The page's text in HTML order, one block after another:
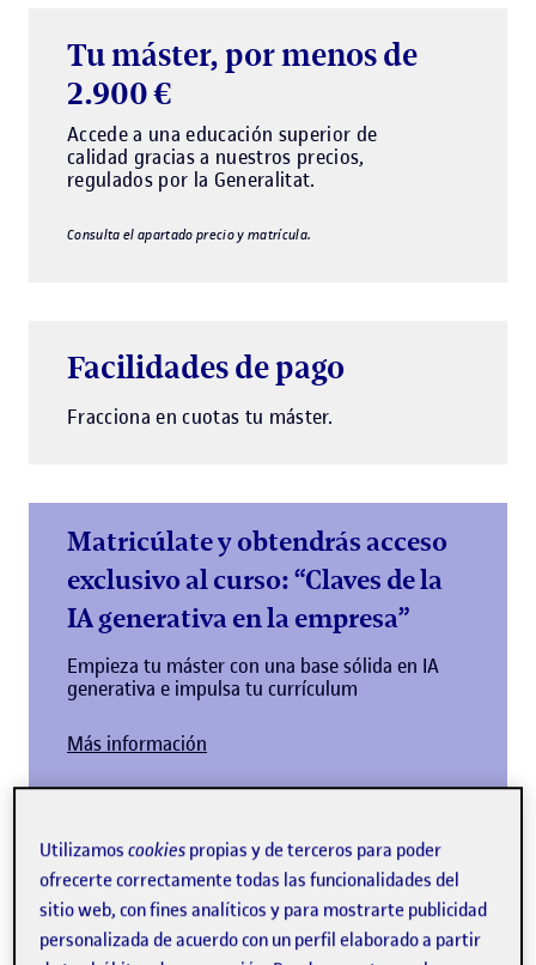
Tu máster, por menos de
2.900 €
Accede a una educación superior de
calidad gracias a nuestros precios,
regulados por la Generalitat.
Consulta el apartado precio y matrícula.
Facilidades de pago
Fracciona en cuotas tu máster.
Matricúlate y obtendrás acceso
exclusivo al curso: “Claves de la
IA generativa en la empresa”
Empieza tu máster con una base sólida en IA
generativa e impulsa tu currículum
Más información
El máster de Dirección Financiera se centra en las nuevas
competencias de la dirección financiera. En la actualidad,
Utilizamoscookies propias y de terceros para poder
ofrecerte correctamente todas las funcionalidades del
sitio web, con fines analíticos y para mostrarte publicidad
personalizada de acuerdo con un perfil elaborado a partir